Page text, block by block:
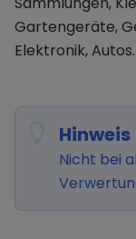
Gartengeräte,
Elektronik, Autos.
Hinweis
Nicht bei